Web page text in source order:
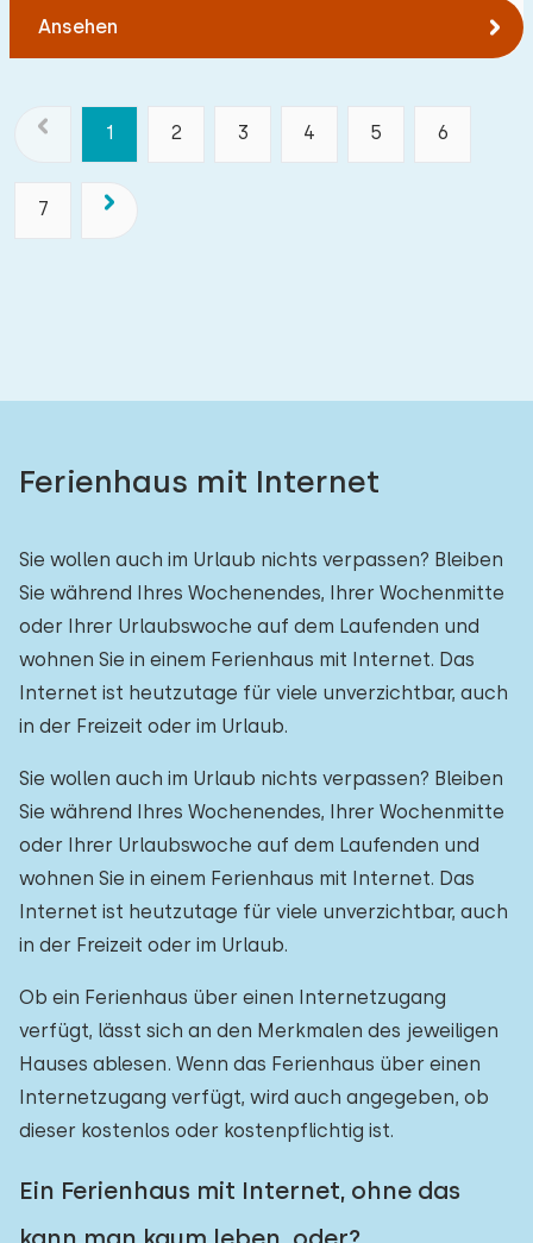
Ansehen
1 2 3 4 5 6
7
Ferienhaus mit Internet
Sie wollen auch im Urlaub nichts verpassen? Bleiben
Sie während Ihres Wochenendes, Ihrer Wochenmitte
oder Ihrer Urlaubswoche auf dem Laufenden und
wohnen Sie in einem Ferienhaus mit Internet. Das
Internet ist heutzutage für viele unverzichtbar, auch
in der Freizeit oder im Urlaub.
Sie wollen auch im Urlaub nichts verpassen? Bleiben
Sie während Ihres Wochenendes, Ihrer Wochenmitte
oder Ihrer Urlaubswoche auf dem Laufenden und
wohnen Sie in einem Ferienhaus mit Internet. Das
Internet ist heutzutage für viele unverzichtbar, auch
in der Freizeit oder im Urlaub.
Ob ein Ferienhaus über einen Internetzugang
verfügt, lässt sich an den Merkmalen des jeweiligen
Hauses ablesen. Wenn das Ferienhaus über einen
Internetzugang verfügt, wird auch angegeben, ob
dieser kostenlos oder kostenpflichtig ist.
Ein Ferienhaus mit Internet, ohne das